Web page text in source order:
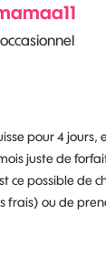
pour 4 jours,
juste de
ce possible de
frais) ou de